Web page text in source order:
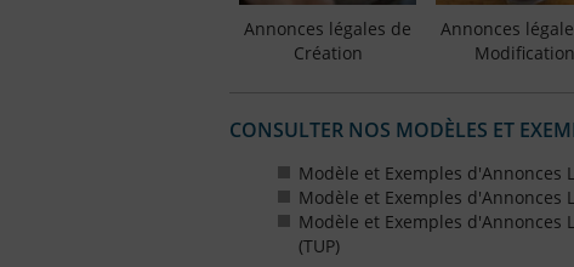
Annonces légales de
Création
Annonces
Modification
CONSULTER NOS MODÈLES ET
Modèle et Exemples d'Annonces
Modèle et Exemples d'Annonces
Modèle et Exemples d'Annonces
(TUP)